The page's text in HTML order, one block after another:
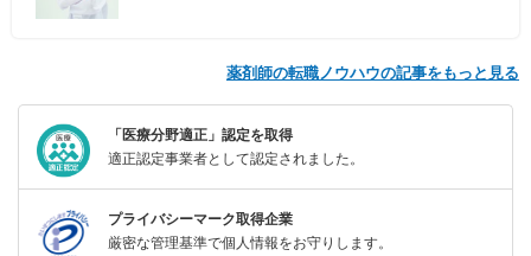
薬剤師の転職ノウハウの記事をもっと見る
「医療分野適正」認定を取得
適正認定事業者として認定されました。
プライバシーマーク取得企業
厳密な管理基準で個人情報をお守りします。